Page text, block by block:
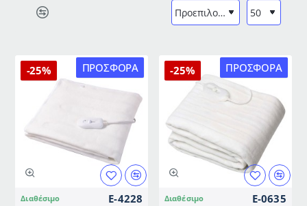
ΠΡΟΣΦΟΡΆ
-25%
Διαθέσιμο E-4228
ΠΡΟΣΦΟΡΆ
-25%
Διαθέσιμο E-0635